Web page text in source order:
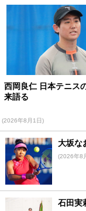
西岡良仁 日本テニス
来語る
(2026年8月1日)
大坂な
(2026年8
石田実